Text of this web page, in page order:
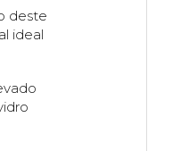
deste
ideal